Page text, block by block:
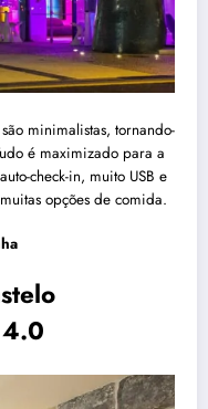
minimalistas, tornando-
é maximizado para a
check-in, muito USB e
opções de comida.